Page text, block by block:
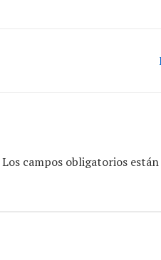
Los campos obligatorios